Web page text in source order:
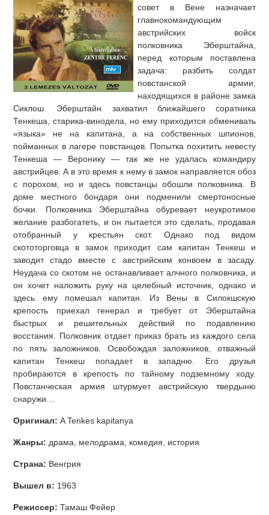
совет в Вене назначает
главнокомандующим
австрийских войск
полковника Эберштайна,
перед которым поставлена
задача: разбить солдат
повстанской армии,
находящихся в районе замка
Сиклош. Эберштайн захватил ближайшего соратника
Тенкеша, старика-винодела, но ему приходится обменивать
«языка» не на капитана, а на собственных шпионов,
пойманных в лагере повстанцев. Попытка похитить невесту
Тенкеша — Веронику — так же не удалась командиру
австрийцев. А в это время к нему в замок направляется обоз
с порохом, но и здесь повстанцы обошли полковника. В
доме местного бондаря они подменили смертоносные
бочки. Полковника Эберштайна обуревает неукротимое
желание разбогатеть, и он пытается это сделать, продавая
отобранный у крестьян скот. Однако под видом
скототорговца в замок приходит сам капитан Тенкеш и
заводит стадо вместе с австрийским конвоем в засаду.
Неудача со скотом не останавливает алчного полковника, и
он хочет наложить руку на целебный источник, однако и
здесь ему помешал капитан. Из Вены в Силокшскую
крепость приехал генерал и требует от Эберштайна
быстрых и решительных действий по подавлению
восстания. Полковник отдает приказ брать из каждого села
по пять заложников. Освобождая заложников, отважный
капитан Тенкеш попадает в западню. Его друзья
пробираются в крепость по тайному подземному ходу.
Повстанческая армия штурмует австрийскую твердыню
снаружи…
Оригинал: A Tenkes kapitanya
Жанры: драма, мелодрама, комедия, история
Страна: Венгрия
Вышел в: 1963
Режиссер: Тамаш Фейер